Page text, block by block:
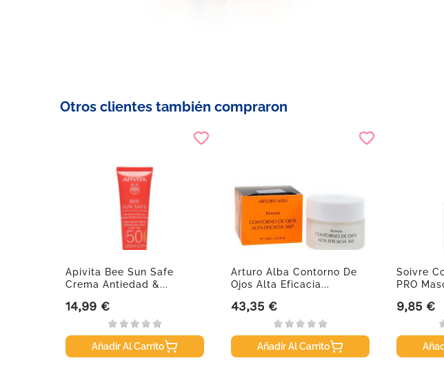
Otros clientes también compraron
Apivita Bee Sun Safe
Crema Antiedad &...
Precio
14,99 €
Añadir Al Carrito
Arturo Alba Contorno De
Ojos Alta Eficacia...
Precio
43,35 €
Añadir Al Carrito
Soivre
PRO
Precio
9,85 €